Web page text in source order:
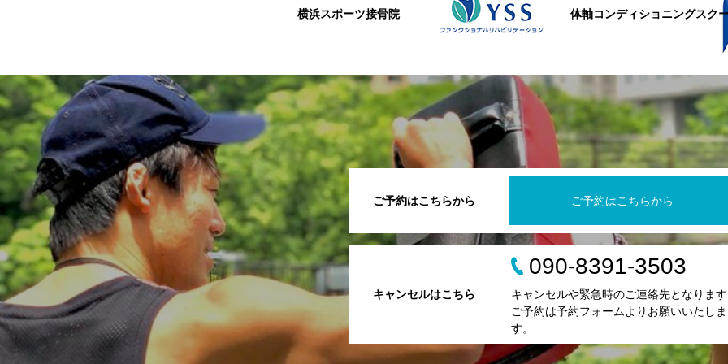
横浜スポーツ接骨院 体軸コンディショニングスク
ご予約はこちらから ご予約はこちらから
キャンセルはこちら
090-8391-3503
キャンセルや緊急時のご連絡先となりま
ご予約は予約フォームよりお願いいたしま
す。